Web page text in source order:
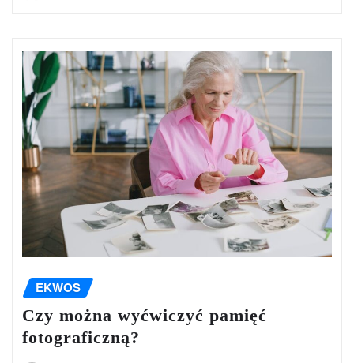
EKWOS
Czy można wyćwiczyć pamięć
fotograficzną?